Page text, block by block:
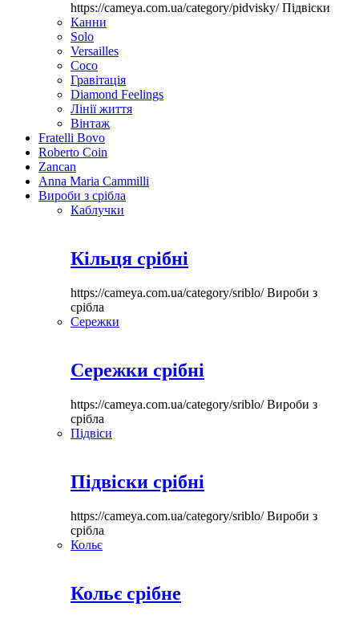
https://cameya.com.ua/category/pidvisky/Підвіски
Канни
Solo
Versailles
Coco
Гравітація
Diamond Feelings
Лінії життя
Вінтаж
Fratelli Bovo
Roberto Coin
Zancan
Anna Maria Cammilli
Вироби з срібла
Каблучки
Кільця срібні
https://cameya.com.ua/category/sriblo/Вироби з
срібла
Сережки
Сережки срібні
https://cameya.com.ua/category/sriblo/Вироби з
срібла
Підвіси
Підвіски срібні
https://cameya.com.ua/category/sriblo/Вироби з
срібла
Кольє
Кольє срібне